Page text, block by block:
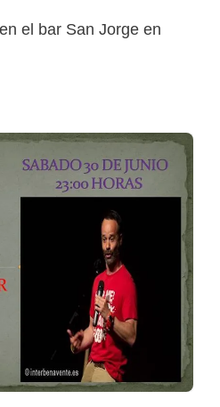
el bar San Jorge en